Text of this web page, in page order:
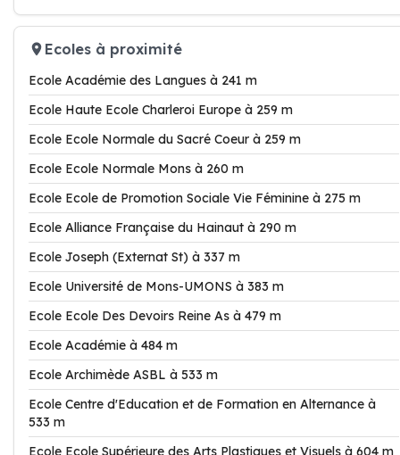
Ecoles à proximité
Ecole Académie des Langues à 241 m
Ecole Haute Ecole Charleroi Europe à 259 m
Ecole Ecole Normale du Sacré Coeur à 259 m
Ecole Ecole Normale Mons à 260 m
Ecole Ecole de Promotion Sociale Vie Féminine à 275 m
Ecole Alliance Française du Hainaut à 290 m
Ecole Joseph (Externat St) à 337 m
Ecole Université de Mons-UMONS à 383 m
Ecole Ecole Des Devoirs Reine As à 479 m
Ecole Académie à 484 m
Ecole Archimède ASBL à 533 m
Ecole Centre d'Education et de Formation en Alternance à
533 m
Ecole Ecole Supérieure des Arts Plastiques et Visuels à 604 m